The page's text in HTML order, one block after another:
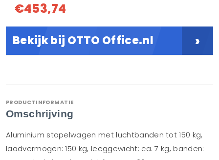
€453,74
Bekijk bij OTTO Office.nl ›
PRODUCTINFORMATIE
Omschrijving
Aluminium stapelwagen met luchtbanden tot 150 kg,
laadvermogen: 150 kg, leeggewicht: ca. 7 kg, banden: